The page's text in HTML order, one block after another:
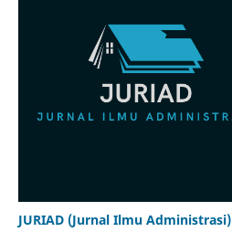
JURIAD (Jurnal Ilmu Administrasi)